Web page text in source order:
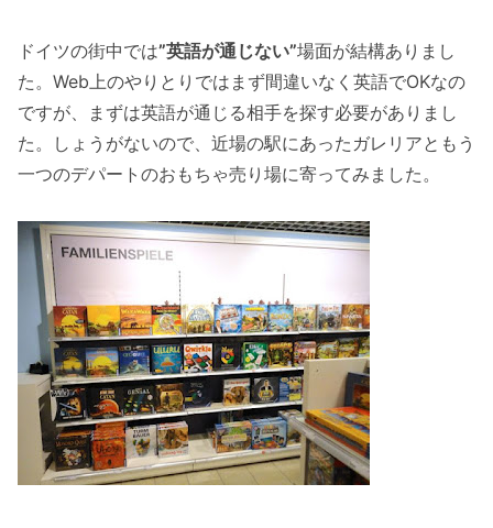
ドイツの街中では”英語が通じない”場面が結構ありまし
た。Web上のやりとりではまず間違いなく英語でOKなの
ですが、まずは英語が通じる相手を探す必要がありまし
た。しょうがないので、近場の駅にあったガレリアともう
一つのデパートのおもちゃ売り場に寄ってみました。